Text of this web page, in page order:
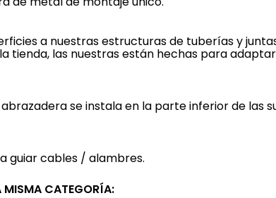
a nuestras estructuras de tuberías y
tienda, las nuestras están hechas para
se instala en la parte inferior de las
guiar cables / alambres.
MISMA CATEGORÍA: